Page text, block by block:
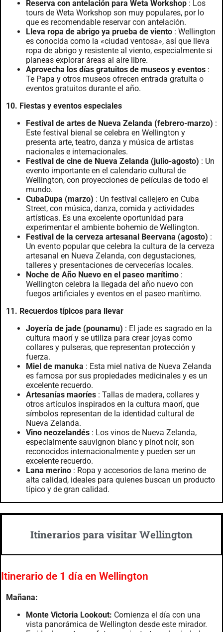
Reserva con antelación para Weta Workshop : Los
tours de Weta Workshop son muy populares, por lo
que es recomendable reservar con antelación.
Lleva ropa de abrigo ya prueba de viento : Wellington
es conocida como la «ciudad ventosa», así que lleva
ropa de abrigo y resistente al viento, especialmente si
planeas explorar áreas al aire libre.
Aprovecha los días gratuitos de museos y eventos :
Te Papa y otros museos ofrecen entrada gratuita o
eventos gratuitos durante el año.
10. Fiestas y eventos especiales
Festival de artes de Nueva Zelanda (febrero-marzo) :
Este festival bienal se celebra en Wellington y
presenta arte, teatro, danza y música de artistas
nacionales e internacionales.
Festival de cine de Nueva Zelanda (julio-agosto) : Un
evento importante en el calendario cultural de
Wellington, con proyecciones de películas de todo el
mundo.
CubaDupa (marzo) : Un festival callejero en Cuba
Street, con música, danza, comida y actividades
artísticas. Es una excelente oportunidad para
experimentar el ambiente bohemio de Wellington.
Festival de la cerveza artesanal Beervana (agosto) :
Un evento popular que celebra la cultura de la cerveza
artesanal en Nueva Zelanda, con degustaciones,
talleres y presentaciones de cervecerías locales.
Noche de Año Nuevo en el paseo marítimo :
Wellington celebra la llegada del año nuevo con
fuegos artificiales y eventos en el paseo marítimo.
11. Recuerdos típicos para llevar
Joyería de jade (pounamu) : El jade es sagrado en la
cultura maorí y se utiliza para crear joyas como
collares y pulseras, que representan protección y
fuerza.
Miel de manuka : Esta miel nativa de Nueva Zelanda
es famosa por sus propiedades medicinales y es un
excelente recuerdo.
Artesanías maoríes : Tallas de madera, collares y
otros artículos inspirados en la cultura maorí, que
símbolos representan de la identidad cultural de
Nueva Zelanda.
Vino neozelandés : Los vinos de Nueva Zelanda,
especialmente sauvignon blanc y pinot noir, son
reconocidos internacionalmente y pueden ser un
excelente recuerdo.
Lana merino : Ropa y accesorios de lana merino de
alta calidad, ideales para quienes buscan un producto
típico y de gran calidad.
Itinerarios para visitar Wellington
Itinerario de 1 día en Wellington
Mañana:
Monte Victoria Lookout: Comienza el día con una
vista panorámica de Wellington desde este mirador.